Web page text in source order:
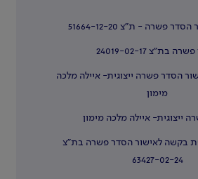
פשרה - ת"צ 51664-12-20
בת"צ 24019-02-17
הסדר פשרה ייצוגית- איילה מלכה
מימון
ייצוגית- איילה מלכה מימון
בקשה לאישור הסדר פשרה בת"צ
63427-02-24